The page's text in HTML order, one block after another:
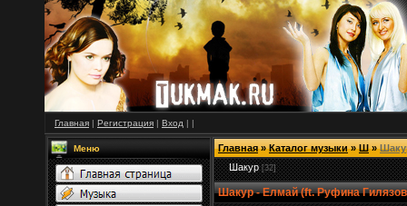
Главная | Регистрация | Вход | |
Меню Главная»Каталог музыки»Ш»
Шакур [32]
Шакур - Елмай (ft. Руфина